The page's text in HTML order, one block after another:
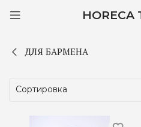
HORECA
ДЛЯ БАРМЕНА